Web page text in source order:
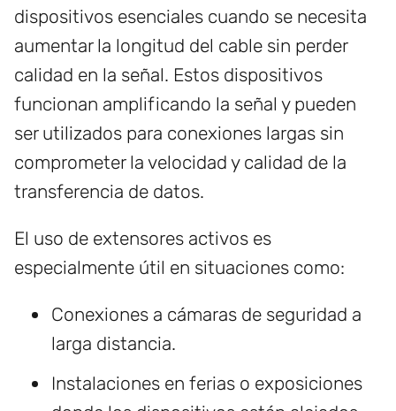
dispositivos esenciales cuando se necesita
aumentar la longitud del cable sin perder
calidad en la señal. Estos dispositivos
funcionan amplificando la señal y pueden
ser utilizados para conexiones largas sin
comprometer la velocidad y calidad de la
transferencia de datos.
El uso de extensores activos es
especialmente útil en situaciones como:
Conexiones a cámaras de seguridad a
larga distancia.
Instalaciones en ferias o exposiciones